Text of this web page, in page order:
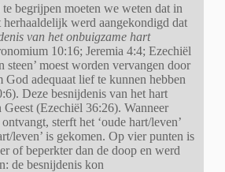
begrijpen moeten we weten dat in
herhaaldelijk werd aangekondigd dat
van het onbuigzame hart
10:16; Jeremia 4:4; Ezechiël
steen’ moest worden vervangen door
God adequaat lief te kunnen hebben
Deze besnijdenis van het hart
(Ezechiël 36:26). Wanneer
sterft het ‘oude hart/leven’
leven’ is gekomen. Op vier punten is
of beperkter dan de doop en werd
de besnijdenis kon